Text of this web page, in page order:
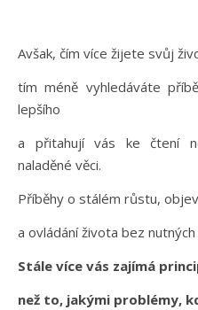
Avšak, čím více žijete svůj
tím méně vyhledáváte
lepšího
a přitahují vás ke čtení
naladěné věci.
Příběhy o stálém růstu,
a ovládání života bez
Stále více vás zajímá
než to, jakými problémy,